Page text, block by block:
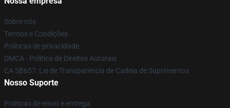
Sobre nós
Termos e Condições
Políticas de privacidade
DMCA - Política de Direitos Autorais
CA SB657: Lei de Transparência de Cadeia de Suprimentos
Nosso Suporte
Políticas de envio e entrega